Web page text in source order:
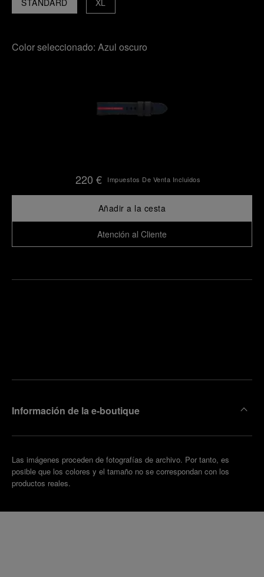
STANDARD XL
Color seleccionado: Azul oscuro
220 € Impuestos De Venta Incluidos
Añadir a la cesta
Atención al Cliente
Información de la e-boutique
Las imágenes proceden de fotografías de archivo. Por tanto, es
posible que los colores y el tamaño no se correspondan con los
productos reales.